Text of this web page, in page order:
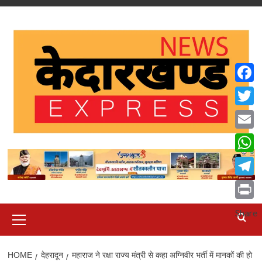
Skip
Menu
HOME देहरादून महाराज ने रक्षा राज्य मंत्री से कहा अग्निवीर भर्ती में मानकों की हो
Email
Print
Share